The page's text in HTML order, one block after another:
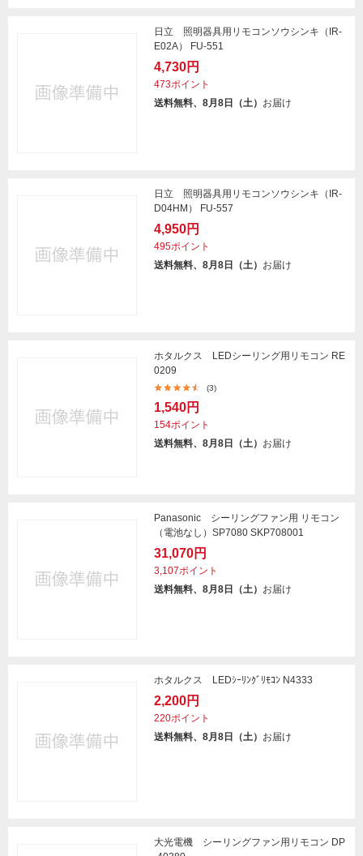
日立 照明器具用リモコンソウシンキ（IR-
E02A） FU-551
4,730円
473ポイント
送料無料、8月8日（土） お届け
日立 照明器具用リモコンソウシンキ（IR-
D04HM） FU-557
4,950円
495ポイント
送料無料、8月8日（土） お届け
ホタルクス LEDシーリング用リモコン RE
0209
(3)
1,540円
154ポイント
送料無料、8月8日（土） お届け
Panasonic シーリングファン用 リモコン
（電池なし）SP7080 SKP708001
31,070円
3,107ポイント
送料無料、8月8日（土） お届け
ホタルクス LEDｼｰﾘﾝｸﾞﾘﾓｺﾝ N4333
2,200円
220ポイント
送料無料、8月8日（土） お届け
大光電機 シーリングファン用リモコン DP